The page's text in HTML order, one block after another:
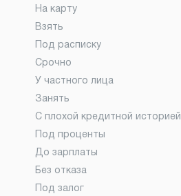
На карту
Взять
Под расписку
Срочно
У частного лица
Занять
С плохой кредитной историей
Под проценты
До зарплаты
Без отказа
Под залог